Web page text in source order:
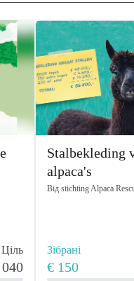
Ціль
Stalbekleding
alpaca's
Відstichting Alpaca
Зібрані
€ 150